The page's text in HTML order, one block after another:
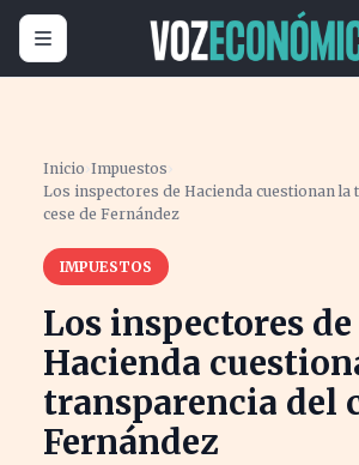
Inicio ›Impuestos ›
Los inspectores de Hacienda cuestionan la
cese de Fernández
IMPUESTOS
Los inspectores de
Hacienda
transparencia del
Fernández